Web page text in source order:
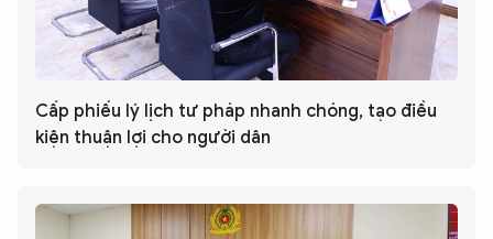
Cấp phiếu lý lịch tư pháp nhanh chóng, tạo điều
kiện thuận lợi cho người dân